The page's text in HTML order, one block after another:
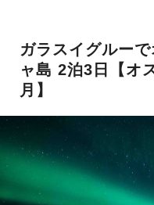
ガラスイグルー
ャ島 2泊3日【オ
月】